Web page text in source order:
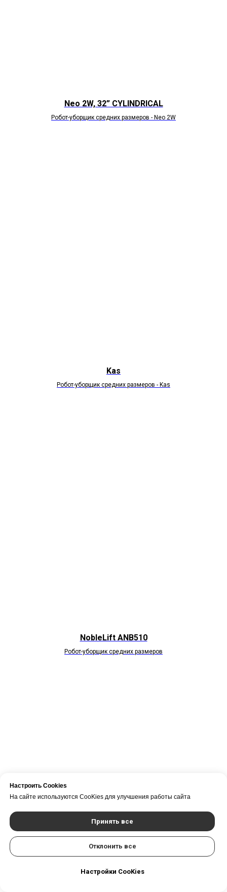
Neo 2W, 32” CYLINDRICAL
Робот-уборщик средних размеров - Neo 2W
Kas
Робот-уборщик средних размеров - Kas
NobleLift ANB510
Робот-уборщик средних размеров
Настроить Cookies
На сайте используются CooKies для улучшения работы сайта
Принять все
Отклонить все
Настройки CooKies